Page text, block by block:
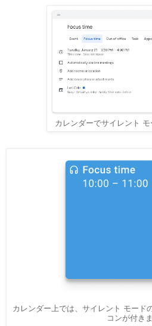
カレンダーでサイレント
カレンダー上では、サイレント モード
コンが付き